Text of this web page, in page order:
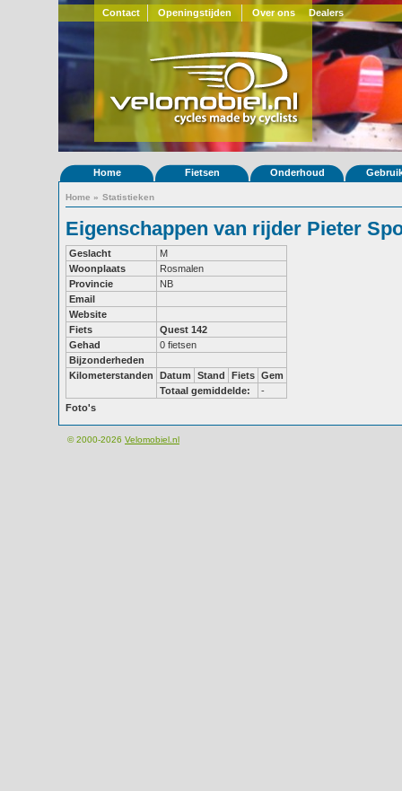
Contact Openingstijden Over ons Dealers
Home Fietsen Onderhoud
Home » Statistieken
Eigenschappen van rijder Pieter
Geslacht
M
Woonplaats
Rosmalen
Provincie
NB
Email
Website
Fiets
Quest 142
Gehad
0 fietsen
Bijzonderheden
Kilometerstanden
Datum Stand Fiets Gem
Totaal gemiddelde:
-
Foto's
© 2000-2026 Velomobiel.nl